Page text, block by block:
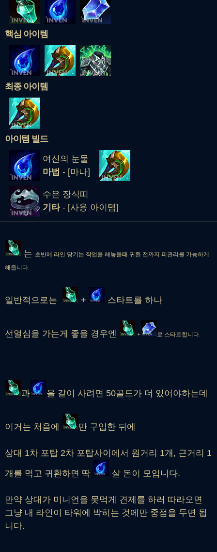
핵심 아이템
최종 아이템
아이템 빌드
여신의 눈물
마법 - [마나]
수은 장식띠
기타- [사용 아이템]
는 초반에 라인 당기는 작업을 해놓을때 귀환 전까지 피관리를 가능하게
해줍니다.
일반적으로는 + 스타트를 하나
선얼심을 가는게 좋을 경우엔 + 로 스타트합니다.
과 을 같이 사려면 50골드가 더 있어야하는데
이거는 처음에 만 구입한 뒤에
상대 1차 포탑 2차 포탑사이에서 원거리 1개, 근거리 1
개를 먹고 귀환하면 딱 살 돈이 모입니다.
만약 상대가 미니언을 못먹게 견제를 하러 따라오면
그냥 내 라인이 타워에 박히는 것에만 중점을 두면 됩
니다.